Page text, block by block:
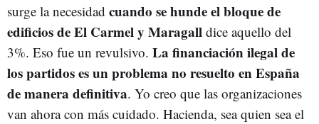
surge la necesidad cuando se hunde el bloque de
edificios de El Carmel y Maragall dice aquello del
3%. Eso fue un revulsivo. La financiación ilegal de
los partidos es un problema no resuelto en España
de manera definitiva. Yo creo que las organizaciones
van ahora con más cuidado. Hacienda, sea quien sea el